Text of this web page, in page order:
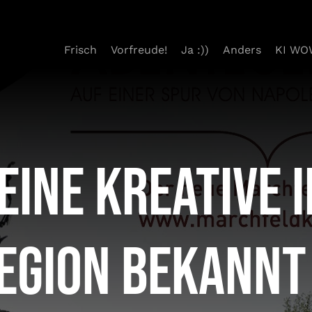
Frisch Vorfreude! Ja :)) Anders KI
kreative